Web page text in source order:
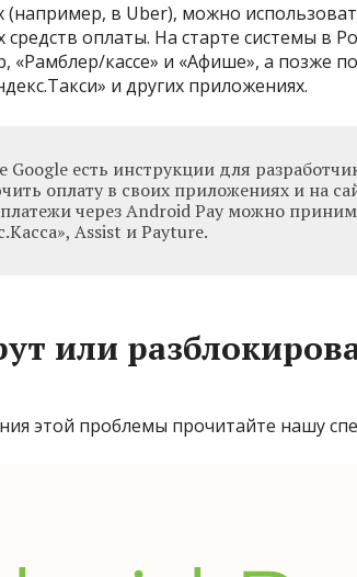
(например, в Uber), можно
оплаты. На старте системы в
«Рамблер/кассе» и «Афише», а позже
и других приложениях.
Google есть инструкции для
оплату в своих приложениях и на
через Android Pay можно
Assist и Payture.
или
этой проблемы прочитайте нашу